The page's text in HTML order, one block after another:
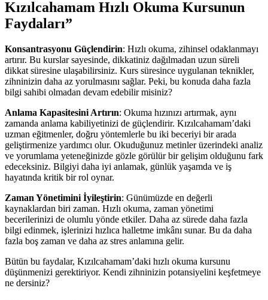
Kızılcahamam Hızlı Okuma Kursunun
Faydaları”
Konsantrasyonu Güçlendirin: Hızlı okuma, zihinsel odaklanmayı
artırır. Bu kurslar sayesinde, dikkatiniz dağılmadan uzun süreli
dikkat süresine ulaşabilirsiniz. Kurs süresince uygulanan teknikler,
zihninizin daha az yorulmasını sağlar. Peki, bu konuda daha fazla
bilgi sahibi olmadan devam edebilir misiniz?
Anlama Kapasitesini Artırın: Okuma hızınızı artırmak, aynı
zamanda anlama kabiliyetinizi de güçlendirir. Kızılcahamam’daki
uzman eğitmenler, doğru yöntemlerle bu iki beceriyi bir arada
geliştirmenize yardımcı olur. Okuduğunuz metinler üzerindeki analiz
ve yorumlama yeteneğinizde gözle görülür bir gelişim olduğunu fark
edeceksiniz. Bilgiyi daha iyi anlamak, günlük yaşamda ve iş
hayatında kritik bir rol oynar.
Zaman Yönetimini İyileştirin: Günümüzde en değerli
kaynaklardan biri zaman. Hızlı okuma, zaman yönetimi
becerilerinizi de olumlu yönde etkiler. Daha az sürede daha fazla
bilgi edinmek, işlerinizi hızlıca halletme imkânı sunar. Bu da daha
fazla boş zaman ve daha az stres anlamına gelir.
Bütün bu faydalar, Kızılcahamam’daki hızlı okuma kursunu
düşünmenizi gerektiriyor. Kendi zihninizin potansiyelini keşfetmeye
ne dersiniz?